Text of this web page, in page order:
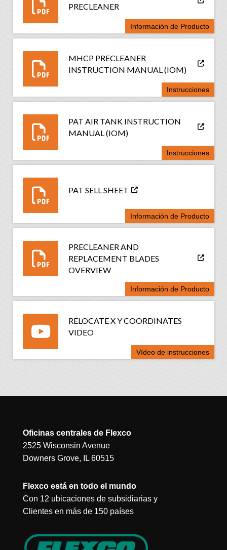
PRECLEANER
Información de Producto
MHCP PRECLEANER
INSTRUCTION MANUAL (IOM)
Instrucciones
PAT AIR TANK INSTRUCTION
MANUAL (IOM)
Instrucciones
PAT SELL SHEET
Información de Producto
PRECLEANER AND
REPLACEMENT BLADES
OVERVIEW
Información de Producto
RELOCATE X Y COORDINATES
VIDEO
Vídeo de instrucciones
Oficinas centrales de Flexco
2525 Wisconsin Avenue
Downers Grove, IL 60515
Flexco está en todo el mundo
Con 12 ubicaciones de subsidiarias y
Clientes en más de 150 países